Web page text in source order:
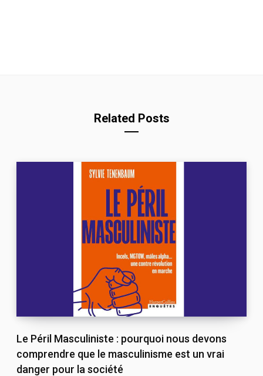
Related Posts
Le Péril Masculiniste : pourquoi nous devons
comprendre que le masculinisme est un vrai
danger pour la société